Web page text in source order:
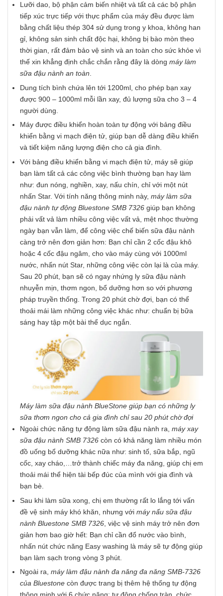
Lưỡi dao, bộ phận cảm biến nhiệt và tất cả các bộ phận
tiếp xúc trực tiếp với thực phẩm của máy đều được làm
bằng chất liệu thép 304 sử dụng trong y khoa, không han
gỉ, không sản sinh chất độc hại, không bị bào mòn theo
thời gian, rất đảm bảo vệ sinh và an toàn cho sức khỏe vì
thế xin khẳng định chắc chắn rằng đây là dòng máy làm
sữa đậu nành an toàn
Dung tích bình chứa lên tới 1200ml, cho phép bạn xay
được 900 – 1000ml mỗi lần xay, đủ lượng sữa cho 3 – 4
người dùng.
Máy được điều khiển hoàn toàn tự động với bảng điều
khiển bằng vi mạch điện tử, giúp bạn dễ dàng điều khiển
và tiết kiệm năng lượng điện cho cả gia đình.
Với bảng điều khiển bằng vi mạch điện tử, máy sẽ giúp
bạn làm tất cả các công việc bình thường bạn hay làm
như: đun nóng, nghiền, xay, nấu chín, chỉ với một nút
nhấn Star. Với tính năng thông minh này, máy làm sữa
đậu nành tự động Bluestone SMB 7326 giúp bạn không
phải vất vả làm nhiều công việc vất vả, mệt nhọc thường
ngày bạn vẫn làm, để công việc chế biến sữa đậu nành
càng trở nên đơn giản hơn: Bạn chỉ cần 2 cốc đậu khô
hoặc 4 cốc đậu ngâm, cho vào máy cùng với 1000ml
nước, nhấn nút Star, những công việc còn lại là của máy.
Sau 20 phút, bạn sẽ có ngay nhứng ly sữa đậu nành
nhuyễn mịn, thơm ngon, bổ dưỡng hơn so với phương
pháp truyền thống. Trong 20 phút chờ đợi, bạn có thể
thoải mái làm những công việc khác như: chuẩn bị bữa
sáng hay tập một bài thể dục ngắn.
Máy làm sữa đậu nành BlueStone giúp bạn có những ly
sữa thơm ngon cho cả gia đình chỉ sau 20 phút chờ đợi
Ngoài chức năng tự động làm sữa đậu nành ra, máy xay
sữa đậu nành SMB 7326 còn có khả năng làm nhiều món
đồ uống bổ dưỡng khác nữa như: sinh tố, sữa bắp, ngũ
cốc, xay cháo,…trở thành chiếc máy đa năng, giúp chị em
thoải mái thể hiện tài bếp đúc của mình với gia đình và
bạn bè.
Sau khi làm sữa xong, chị em thường rất lo lắng tới vấn
đề vệ sinh máy khó khăn, nhưng với máy nấu sữa đậu
nành Bluestone SMB 7326 , việc vệ sinh máy trở nên đơn
giản hơn bao giờ hết: Bạn chỉ cần đổ nước vào bình,
nhấn nút chức năng Easy washing là máy sẽ tự động giúp
bạn làm sạch trong vòng 3 phút.
Ngoài ra, máy làm đậu nành đa năng đa năng SMB-7326
của Bluestone còn được trang bị thêm hệ thống tự động